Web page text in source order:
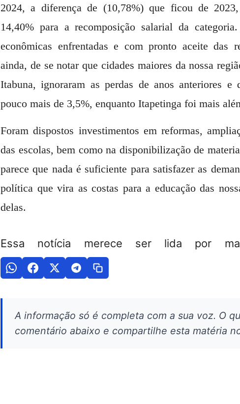
2024, a diferença de (10,78%) que ficou de
14,40% para a recomposição salarial da
econômicas enfrentadas e com pronto aceite das
ainda, de se notar que cidades maiores da nossa
Itabuna, ignoraram as perdas de anos anteriores e
pouco mais de 3,5%, enquanto Itapetinga foi mais
Foram dispostos investimentos em reformas,
das escolas, bem como na disponibilização de
parece que nada é suficiente para satisfazer as
política que vira as costas para a educação das
delas.
Essa notícia merece ser lida por
A informação só é completa com a sua voz. O
comentário abaixo e compartilhe esta matéria